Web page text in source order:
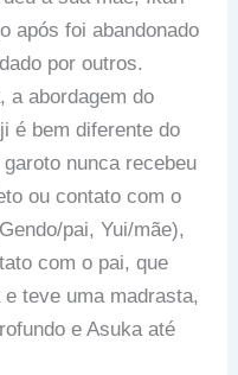
após foi abandonado
por outros.
a abordagem do
é bem diferente do
nunca recebeu
ou contato com o
pai, Yui/mãe),
com o pai, que
teve uma madrasta,
e Asuka até